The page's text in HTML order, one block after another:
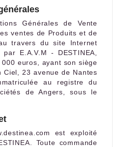
Générales de Vente
ventes de Produits et de
travers du site Internet
E.A.V.M - DESTINEA,
euros, ayant son siège
Ciel, 23 avenue de Nantes
au registre du
de Angers, sous le
est exploité
Toute commande